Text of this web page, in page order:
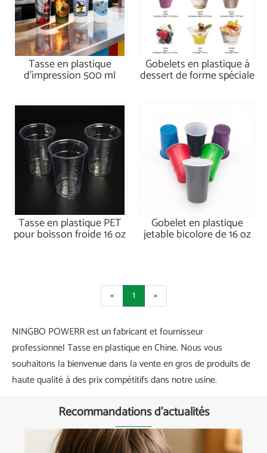
Tasse en plastique
d'impression 500 ml
Gobelets en plastique à
dessert de forme spéciale
Tasse en plastique PET
pour boisson froide 16 oz
Gobelet en plastique
jetable bicolore de 16 oz
« 1 »
NINGBO POWERR est un fabricant et fournisseur
professionnel Tasse en plastique en Chine. Nous vous
souhaitons la bienvenue dans la vente en gros de produits de
haute qualité à des prix compétitifs dans notre usine.
Recommandations d'actualités